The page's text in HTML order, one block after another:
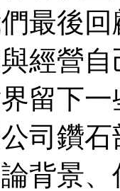
最後
經營
留下
司鑽
背景